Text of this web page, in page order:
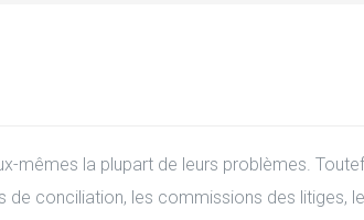
la plupart de leurs problèmes.
conciliation, les commissions des litiges,